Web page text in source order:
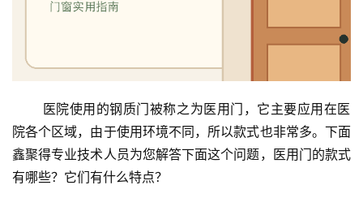
院各个区域，由于使用环境不同，所以款式也非常多。下面
鑫聚得专业技术人员为您解答下面这个问题，医用门的款式
有哪些？它们有什么特点？